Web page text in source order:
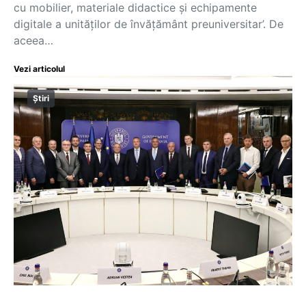
cu mobilier, materiale didactice și echipamente
digitale a unităților de învățământ preuniversitar’. De
aceea…
Vezi articolul
Știri